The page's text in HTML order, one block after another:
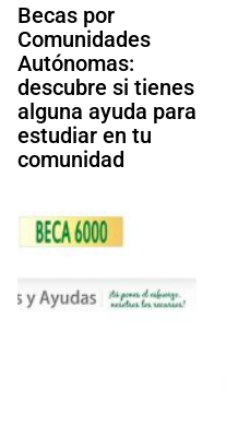
Becas por
Comunidades
Autónomas:
descubre si tienes
alguna ayuda para
estudiar en tu
comunidad